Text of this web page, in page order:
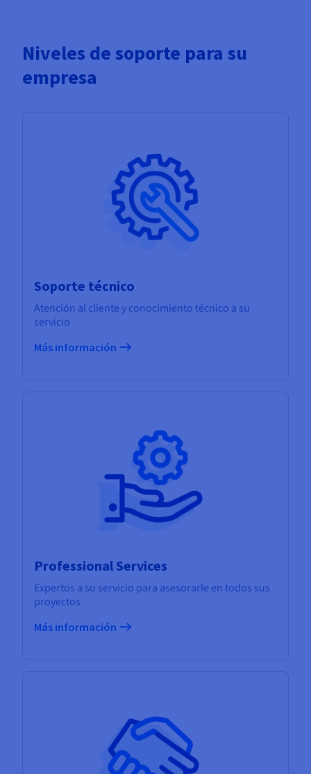
Niveles de soporte para su
empresa
Soporte técnico
Atención al cliente y conocimiento técnico a su
servicio
Más información
Professional Services
Expertos a su servicio para asesorarle en todos sus
proyectos
Más información